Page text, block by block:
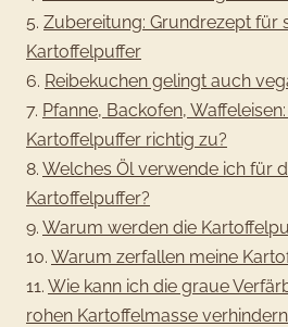
5. Zubereitung: Grundrezept für
Kartoffelpuffer
6. Reibekuchen gelingt auch
7. Pfanne, Backofen,
Kartoffelpuffer richtig zu?
8. Welches Öl verwende ich für
Kartoffelpuffer?
9. Warum werden die
10. Warum zerfallen meine
11. Wie kann ich die graue
rohen Kartoffelmasse